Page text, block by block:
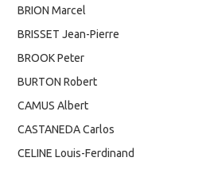
BRION Marcel
BRISSET Jean-Pierre
BROOK Peter
BURTON Robert
CAMUS Albert
CASTANEDA Carlos
CELINE Louis-Ferdinand